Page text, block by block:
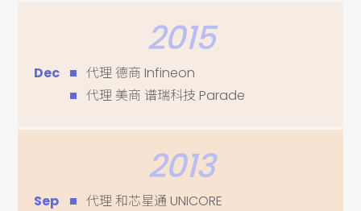
2015
Dec
代理 德商 Infineon
代理 美商 谱瑞科技 Parade
2013
Sep 代理 和芯星通 UNICORE